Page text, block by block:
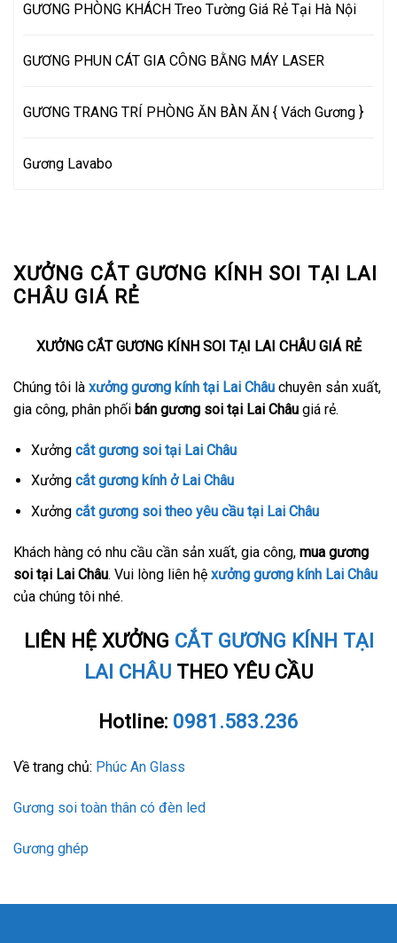
XƯỞNG CẮT GƯƠNG KÍNH SOI TẠI LAI
CHÂU GIÁ RẺ
XƯỞNG CẮT GƯƠNG KÍNH SOI TẠI LAI CHÂU GIÁ RẺ
Chúng tôi là xưởng gương kính tại Lai Châu chuyên sản xuất,
gia công, phân phối bán gương soi tại Lai Châu giá rẻ.
Xưởng cắt gương soi tại Lai Châu
Xưởng cắt gương kính ở Lai Châu
Xưởng cắt gương soi theo yêu cầu tại Lai Châu
Khách hàng có nhu cầu cần sản xuất, gia công, mua gương
soi tại Lai Châu. Vui lòng liên hệ xưởng gương kính Lai Châu
của chúng tôi nhé.
LIÊN HỆ XƯỞNG CẮT GƯƠNG KÍNH TẠI
LAI CHÂU THEO YÊU CẦU
Hotline: 0981.583.236
Về trang chủ: Phúc An Glass
Gương soi toàn thân có đèn led
Gương ghép
GƯƠNG PHÒNG KHÁCH Treo Tường Giá Rẻ Tại Hà Nội
GƯƠNG PHUN CÁT GIA CÔNG BẰNG MÁY LASER
GƯƠNG TRANG TRÍ PHÒNG ĂN BÀN ĂN { Vách Gương }
Gương Lavabo